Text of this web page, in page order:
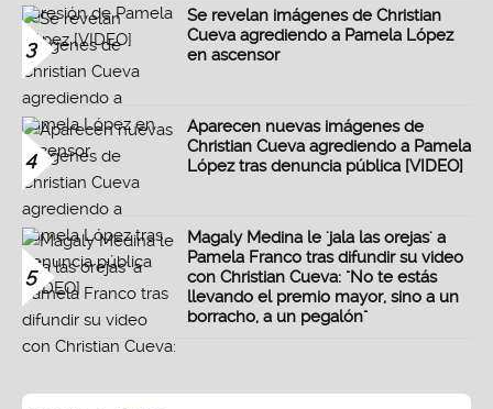
3
Se revelan imágenes de Christian
Cueva agrediendo a Pamela López
en ascensor
4
Aparecen nuevas imágenes de
Christian Cueva agrediendo a Pamela
López tras denuncia pública [VIDEO]
5
Magaly Medina le 'jala las orejas' a
Pamela Franco tras difundir su video
con Christian Cueva: "No te estás
llevando el premio mayor, sino a un
borracho, a un pegalón"